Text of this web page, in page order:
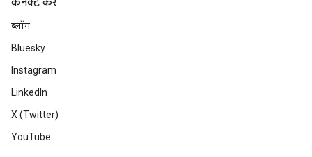
कनेक्ट करें
ब्लॉग
Bluesky
Instagram
LinkedIn
X (Twitter)
YouTube